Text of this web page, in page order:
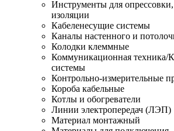
Инструменты для опрессовки,
изоляции
Кабеленесущие системы
Каналы настенного и
Колодки клеммные
Коммуникационная техника/
системы
Контрольно-измерительные
Короба кабельные
Котлы и обогреватели
Линии электропередач (ЛЭП)
Материал монтажный